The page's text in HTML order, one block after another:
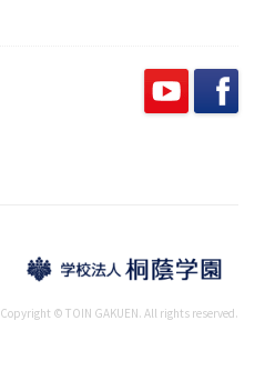
Copyright © TOIN GAKUEN. All rights reserved.